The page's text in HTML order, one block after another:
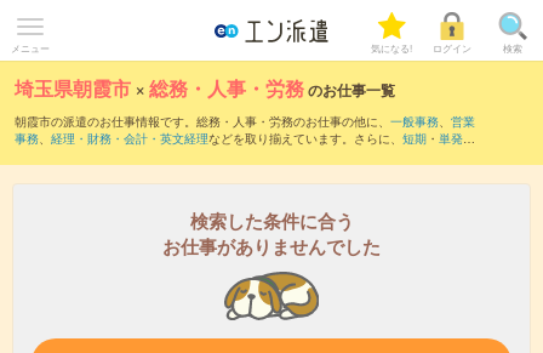
メニュー 気になる! ログイン 検索
埼玉県朝霞市 ×総務・人事・労務のお仕事一覧
朝霞市の派遣のお仕事情報です。総務・人事・労務のお仕事の他に、 一般事務、 営業
事務、 経理・財務・会計・英文経理などを取り揃えています。さらに、 短期 ・ 単発な
検索した条件に合う
お仕事がありませんでした